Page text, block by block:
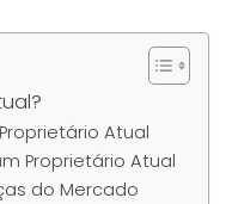
Atual
Proprietário Atual
do Mercado